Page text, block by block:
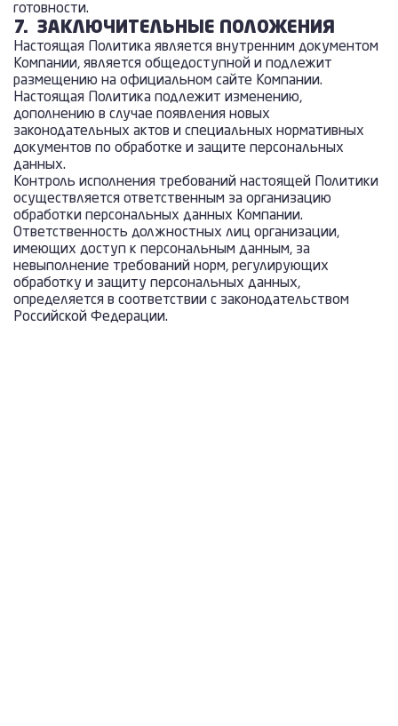
готовности.
7. ЗАКЛЮЧИТЕЛЬНЫЕ ПОЛОЖЕНИЯ
Настоящая Политика является внутренним документом
Компании, является общедоступной и подлежит
размещению на официальном сайте Компании.
Настоящая Политика подлежит изменению,
дополнению в случае появления новых
законодательных актов и специальных нормативных
документов по обработке и защите персональных
данных.
Контроль исполнения требований настоящей Политики
осуществляется ответственным за организацию
обработки персональных данных Компании.
Ответственность должностных лиц организации,
имеющих доступ к персональным данным, за
невыполнение требований норм, регулирующих
обработку и защиту персональных данных,
определяется в соответствии с законодательством
Российской Федерации.